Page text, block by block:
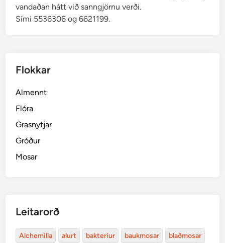
vandaðan hátt við sanngjörnu verði.
Sími 5536306 og 6621199.
Flokkar
Almennt
Flóra
Grasnytjar
Gróður
Mosar
Leitarorð
Alchemilla alurt bakteríur baukmosar
blaðmosar